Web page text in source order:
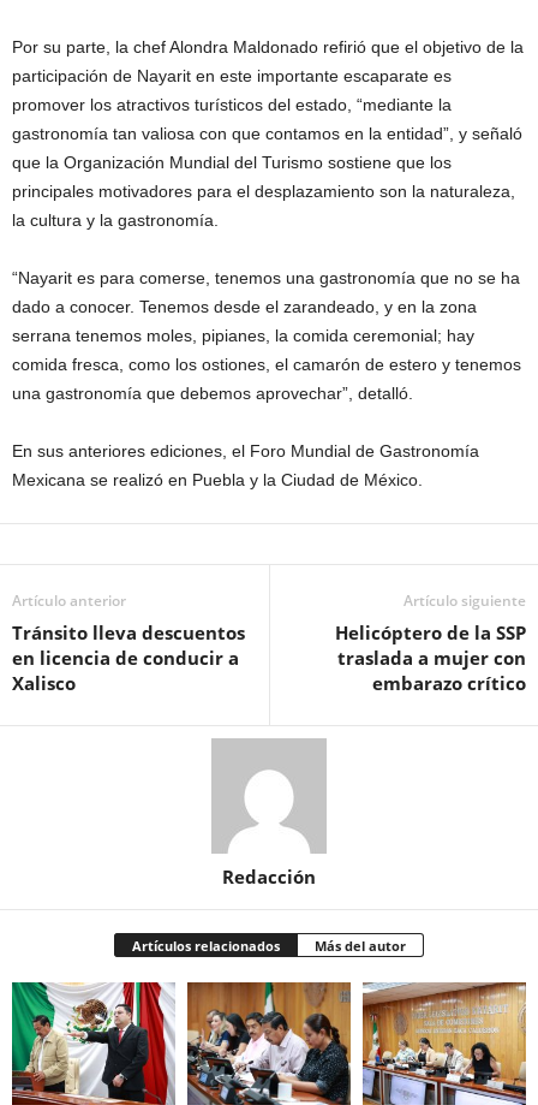
Por su parte, la chef Alondra Maldonado refirió que el objetivo de la
participación de Nayarit en este importante escaparate es
promover los atractivos turísticos del estado, “mediante la
gastronomía tan valiosa con que contamos en la entidad”, y señaló
que la Organización Mundial del Turismo sostiene que los
principales motivadores para el desplazamiento son la naturaleza,
la cultura y la gastronomía.
“Nayarit es para comerse, tenemos una gastronomía que no se ha
dado a conocer. Tenemos desde el zarandeado, y en la zona
serrana tenemos moles, pipianes, la comida ceremonial; hay
comida fresca, como los ostiones, el camarón de estero y tenemos
una gastronomía que debemos aprovechar”, detalló.
En sus anteriores ediciones, el Foro Mundial de Gastronomía
Mexicana se realizó en Puebla y la Ciudad de México.
Artículo anterior
Tránsito lleva descuentos
en licencia de conducir a
Xalisco
Artículo siguiente
Helicóptero de la SSP
traslada a mujer con
embarazo crítico
Redacción
Artículos relacionados Más del autor